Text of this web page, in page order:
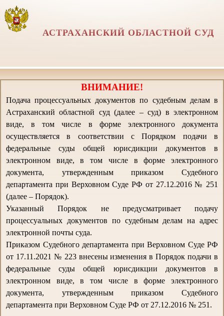
АСТРАХАНСКИЙ ОБЛАСТНОЙ СУД
ВНИМАНИЕ!
Подача процессуальных документов по судебным делам в
Астраханский областной суд (далее – суд) в электронном
виде, в том числе в форме электронного документа
осуществляется в соответствии с Порядком подачи в
федеральные суды общей юрисдикции документов в
электронном виде, в том числе в форме электронного
документа, утвержденным приказом Судебного
департамента при Верховном Суде РФ от 27.12.2016 № 251
(далее – Порядок).
Указанный Порядок не предусматривает подачу
процессуальных документов по судебным делам на адрес
электронной почты суда.
Приказом Судебного департамента при Верховном Суде РФ
от 17.11.2021 № 223 внесены изменения в Порядок подачи в
федеральные суды общей юрисдикции документов в
электронном виде, в том числе в форме электронного
документа, утвержденным приказом Судебного
департамента при Верховном Суде РФ от 27.12.2016 № 251.